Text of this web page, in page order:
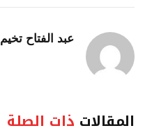
عبد الفتاح تخيم
المقالات ذات الصلة